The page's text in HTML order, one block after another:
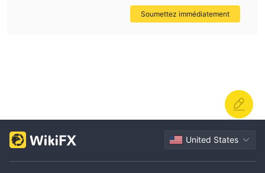
Soumettez immédiatement
United States